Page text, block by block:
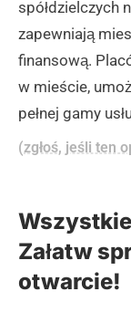
spółdzielczych
zapewniają
finansową.
w mieście,
pełnej gamy
(zgłoś, jeśli ten
Załatw
otwarcie!